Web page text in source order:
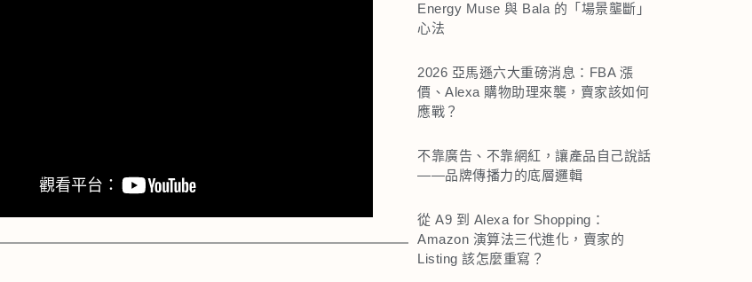
Energy Muse 與 Bala 的「場景壟斷」
心法
2026 亞馬遜六大重磅消息：FBA 漲
價、Alexa 購物助理來襲，賣家該如何
應戰？
不靠廣告、不靠網紅，讓產品自己說話
——品牌傳播力的底層邏輯
從 A9 到 Alexa for Shopping：
Amazon 演算法三代進化，賣家的
Listing 該怎麼重寫？